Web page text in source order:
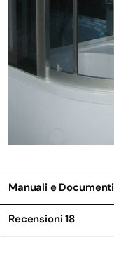
Manuali e Documenti
Recensioni18